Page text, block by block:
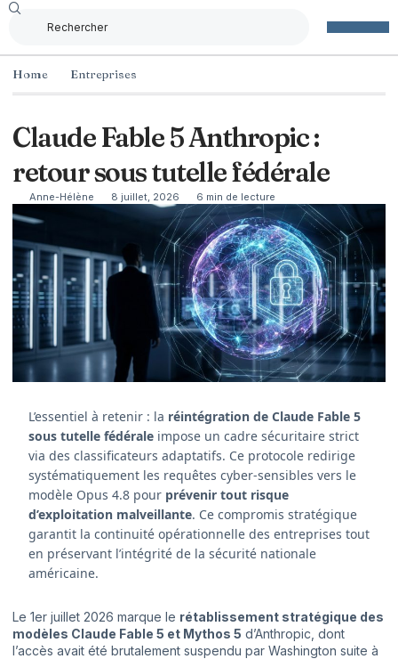
Home Entreprises
Claude Fable 5 Anthropic :
retour sous tutelle fédérale
Anne-Hélène 8 juillet, 2026 6 min de lecture
L’essentiel à retenir : la réintégration de Claude Fable 5
sous tutelle fédéraleimpose un cadre sécuritaire strict
via des classificateurs adaptatifs. Ce protocole redirige
systématiquement les requêtes cyber-sensibles vers le
modèle Opus 4.8 pour prévenir tout risque
d’exploitation malveillante. Ce compromis stratégique
garantit la continuité opérationnelle des entreprises tout
en préservant l’intégrité de la sécurité nationale
américaine.
Le 1er juillet 2026 marque le rétablissement stratégique des
modèles Claude Fable 5 et Mythos 5 d’Anthropic, dont
l’accès avait été brutalement suspendu par Washington suite à